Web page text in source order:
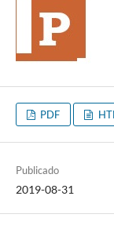
PDF
Publicado
2019-08-31